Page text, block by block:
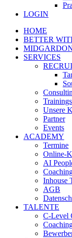
LOGIN
HOME
BETTER
SERVICES
Trainings
Unsere
Partner
Events
ACADEMY
Termine
Online-
AI
Inhouse
AGB
TALENTE
C-Level